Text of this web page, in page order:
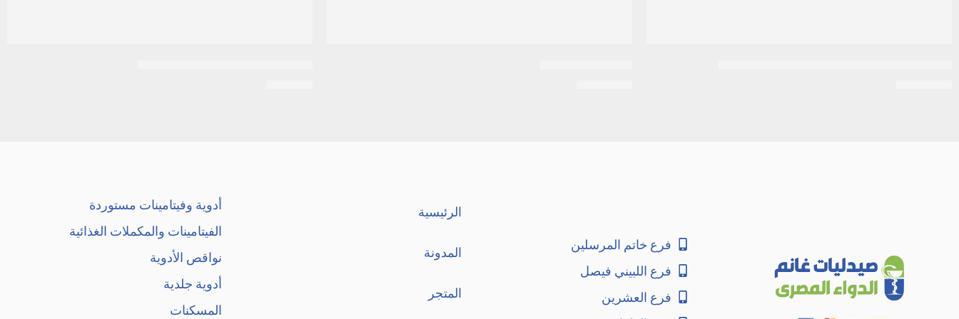
فرع خاتم المرسلين
فرع اللبيني فيصل
فرع العشرين
الرئيسية
المدونة
المتجر
أدوية وفيتامينات مستوردة
الفيتامينات والمكملات الغذائية
نواقص الأدوية
أدوية جلدية
المسكنات